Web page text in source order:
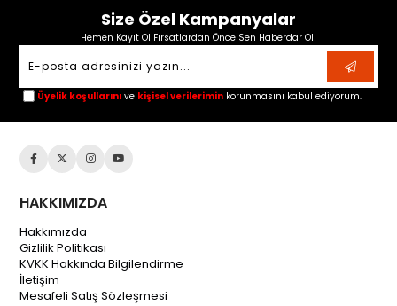
Size Özel Kampanyalar
Hemen Kayıt Ol Fırsatlardan Önce Sen Haberdar Ol!
Üyelik koşullarını ve kişisel verilerimin korunmasını kabul ediyorum.
HAKKIMIZDA
Hakkımızda
Gizlilik Politikası
KVKK Hakkında Bilgilendirme
İletişim
Mesafeli Satış Sözleşmesi